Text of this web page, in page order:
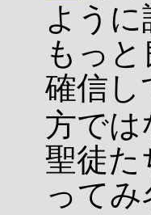
よう
もっ
確信し
方では
聖徒た
って